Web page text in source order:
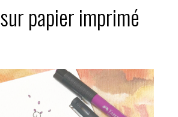
papier imprimé